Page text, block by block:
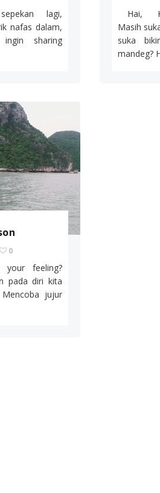
lagi,
nafas dalam,
ingin sharing
Hai,
Masih
suka
mandeg?
0
your feeling?
pada diri kita
jujur